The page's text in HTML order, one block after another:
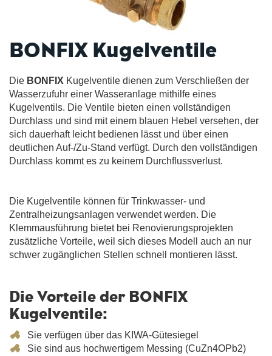
BONFIX Kugelventile
Die BONFIX Kugelventile dienen zum Verschließen der
Wasserzufuhr einer Wasseranlage mithilfe eines
Kugelventils. Die Ventile bieten einen vollständigen
Durchlass und sind mit einem blauen Hebel versehen, der
sich dauerhaft leicht bedienen lässt und über einen
deutlichen Auf-/Zu-Stand verfügt. Durch den vollständigen
Durchlass kommt es zu keinem Durchflussverlust.
Die Kugelventile können für Trinkwasser- und
Zentralheizungsanlagen verwendet werden. Die
Klemmausführung bietet bei Renovierungsprojekten
zusätzliche Vorteile, weil sich dieses Modell auch an nur
schwer zugänglichen Stellen schnell montieren lässt.
Die Vorteile der BONFIX
Kugelventile:
Sie verfügen über das KIWA-Gütesiegel
Sie sind aus hochwertigem Messing (CuZn4OPb2)